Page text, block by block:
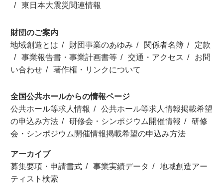
東日本大震災関連情報
財団のご案内
地域創造とは
財団事業のあゆみ 関係者名簿
定款
事業報告書・事業計画書等
交通・アクセス
お問
い合わせ
著作権・リンクについて
全国公共ホールからの情報ページ
公共ホール等求人情報
公共ホール等求人情報掲載希望
の申込み方法
研修会・シンポジウム開催情報
研修
会・シンポジウム開催情報掲載希望の申込み方法
アーカイブ
募集要項・申請書式
事業実績データ
地域創造アー
ティスト検索